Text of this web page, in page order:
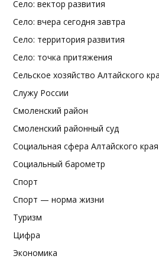
Село: вектор развития
Село: вчера сегодня завтра
Село: территория развития
Село: точка притяжения
Сельское хозяйство Алтайского
Служу России
Смоленский район
Смоленский районный суд
Социальная сфера Алтайского края
Социальный барометр
Спорт
Спорт — норма жизни
Туризм
Цифра
Экономика